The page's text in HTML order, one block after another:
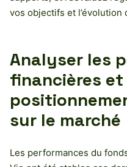
vos objectifs et l’évolution
Analyser les
financières et
sur le marché
Les performances du